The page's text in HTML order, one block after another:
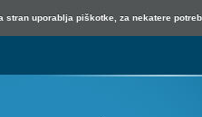
stran uporablja piškotke, za nekatere